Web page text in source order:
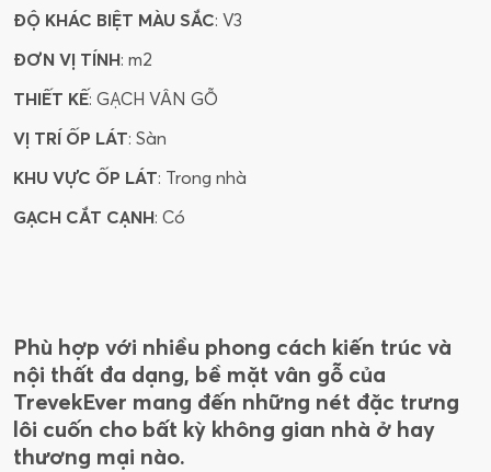
ĐỘ KHÁC BIỆT MÀU SẮC: V3
ĐƠN VỊ TÍNH: m2
THIẾT KẾ: GẠCH VÂN GỖ
VỊ TRÍ ỐP LÁT: Sàn
KHU VỰC ỐP LÁT: Trong nhà
GẠCH CẮT CẠNH: Có
Phù hợp với nhiều phong cách kiến trúc và
nội thất đa dạng, bề mặt vân gỗ của
TrevekEver mang đến những nét đặc trưng
lôi cuốn cho bất kỳ không gian nhà ở hay
thương mại nào.